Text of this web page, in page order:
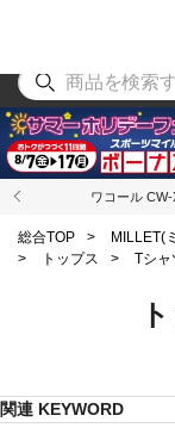
ワコール
総合TOP > MILLET(
>
トップス > Tシャ
関連 KEYWORD